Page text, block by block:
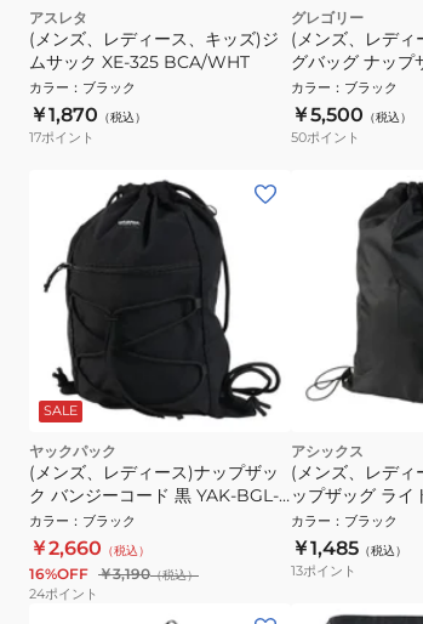
アスレタ
(メンズ、レディース、キッズ)ジ
ムサック XE-325 BCA/WHT
カラー ： ブラック
￥1,870 （税込）
17ポイント
グレゴリー
(メンズ、レディ
グバッグ ナップ
1385901041
カラー ： ブラック
￥5,500 （税込）
50ポイント
SALE
ヤックパック
(メンズ、レディース)ナップザッ
ク バンジーコード 黒 YAK-BGL-
26S008 BLK ナップサック ジム
サック
カラー ： ブラック
￥2,660 （税込）
16%OFF ￥3,190（税込）
24ポイント
アシックス
(メンズ、レディ
ップザッグ ライ
3033C226.001
チバッグ ジムサ
カラー ： ブラック
￥1,485 （税込）
13ポイント